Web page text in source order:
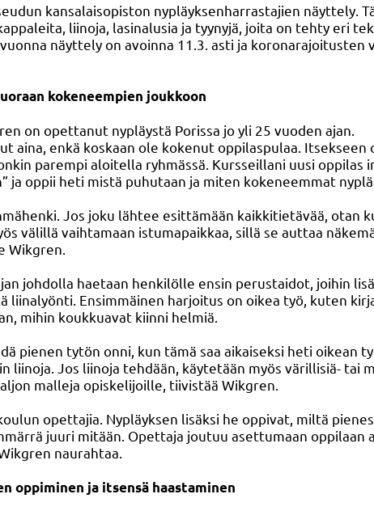
kansalaisopiston nypläyksenharrastajien näyttely.
liinoja, lasinalusia ja tyynyjä, joita on tehty eri
näyttely on avoinna 11.3. asti ja koronarajoitusten
kokeneempien joukkoon
on opettanut nypläystä Porissa jo yli 25 vuoden ajan.
aina, enkä koskaan ole kokenut oppilaspulaa. Itsekseen
parempi aloitella ryhmässä. Kursseillani uusi oppilas
ja oppii heti mistä puhutaan ja miten kokeneemmat
Jos joku lähtee esittämään kaikkitietävää, otan
välillä vaihtamaan istumapaikkaa, sillä se auttaa
Wikgren.
johdolla haetaan henkilölle ensin perustaidot, joihin
liinalyönti. Ensimmäinen harjoitus on oikea työ, kuten
mihin koukkuavat kiinni helmiä.
pienen tytön onni, kun tämä saa aikaiseksi heti oikean
liinoja. Jos liinoja tehdään, käytetään myös värillisiä-
malleja opiskelijoille, tiivistää Wikgren.
opettajia. Nypläyksen lisäksi he oppivat, miltä
juuri mitään. Opettaja joutuu asettumaan oppilaan
naurahtaa.
oppiminen ja itsensä haastaminen